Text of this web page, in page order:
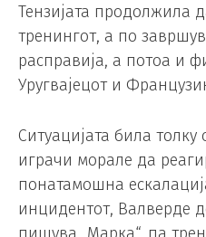
Тензијата продолжила
тренингот, а по
расправија, а потоа и
Уругвајецот и
Ситуацијата била
играчи морале да
понатамошна
инцидентот, Валверде
пишува „Марка“, па